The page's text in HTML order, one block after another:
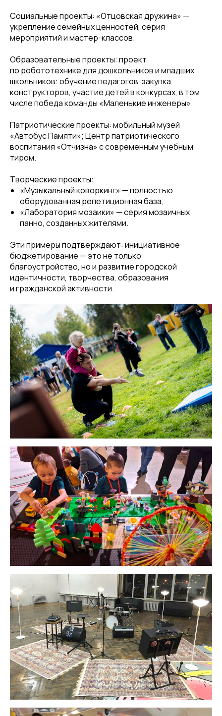
Социальные проекты: «Отцовская дружина» —
укрепление семейных ценностей, серия
мероприятий и мастер-­классов.
Образовательные проекты: проект
по робототехнике для дошкольников и младших
школьников: обучение педагогов, закупка
конструкторов, участие детей в конкурсах, в том
числе победа команды «Маленькие инженеры».
Патриотические проекты: мобильный музей
«Автобус Памяти»; Центр патриотического
воспитания «Отчизна» с современным учебным
тиром.
Творческие проекты:
«Музыкальный коворкинг» — полностью
оборудованная репетиционная база;
«Лаборатория мозаики» — серия мозаичных
панно, созданных жителями.
Эти примеры подтверждают: инициативное
бюджетирование — это не только
благоустройство, но и развитие городской
идентичности, творчества, образования
и гражданской активности.